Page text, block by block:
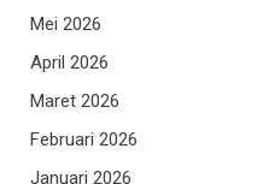
Mei 2026
April 2026
Maret 2026
Februari 2026
Januari 2026